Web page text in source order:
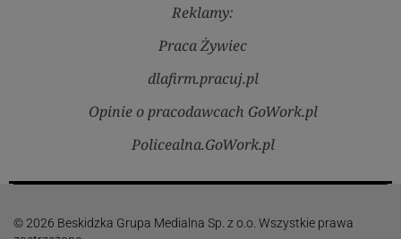
Reklamy:
Praca Żywiec
dlafirm.pracuj.pl
Opinie o pracodawcach GoWork.pl
Policealna.GoWork.pl
© 2026 Beskidzka Grupa Medialna Sp. z o.o. Wszystkie prawa